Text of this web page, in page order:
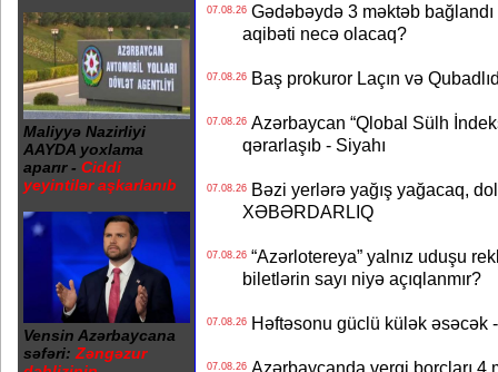
Maliyyə Nazirliyi
AAYDA yoxlama
aparır - Ciddi
yeyintilər aşkarlanıb
Vensin Azərbaycana
səfəri: Zəngəzur
07.08.26Gədəbəydə 3 məktəb
aqibəti necə olacaq?
07.08.26Baş prokuror Laçın və
07.08.26Azərbaycan “Qlobal Sülh
qərarlaşıb - Siyahı
07.08.26Bəzi yerlərə yağış yağacaq,
XƏBƏRDARLIQ
07.08.26“Azərlotereya” yalnız uduşu
biletlərin sayı niyə açıqlanmır?
07.08.26Həftəsonu güclü külək əsəcək
07.08.26Azərbaycanda vergi borcları 4